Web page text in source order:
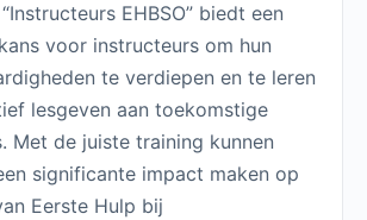
EHBSO” biedt een
voor instructeurs om hun
te verdiepen en te leren
lesgeven aan toekomstige
Met de juiste training kunnen
significante impact maken op
Eerste Hulp bij